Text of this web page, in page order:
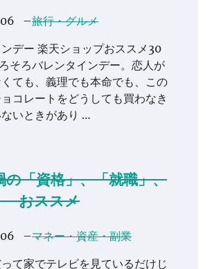
–旅行・グルメ
デー 楽天ショップおススメ30
そろバレンタインデー。恋人が
ても、義理でも本命でも、この
コレートをどうしても買わなき
いときがあり …
「資格」、「就職」、
おススメ
–マネー・資産・副業
て家でテレビを見ているだけじ